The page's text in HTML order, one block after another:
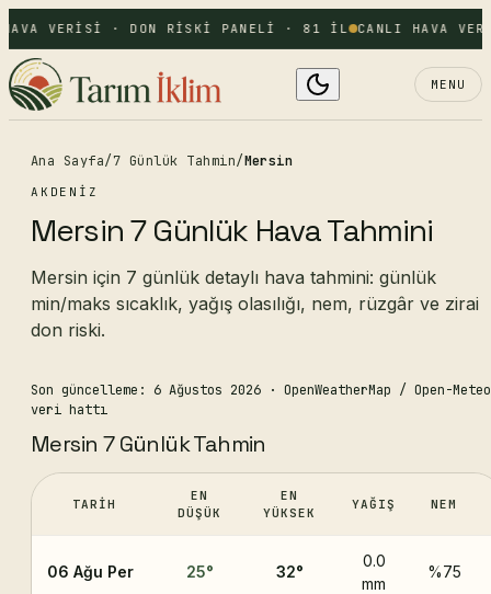
VERISI · DON RISKI PANELI · 81 IL CANLI HAVA
MENU
Ana Sayfa/7 Günlük Tahmin/Mersin
AKDENIZ
Mersin 7 Günlük Hava Tahmini
Mersin için 7 günlük detaylı hava tahmini: günlük
min/maks sıcaklık, yağış olasılığı, nem, rüzgâr ve zirai
don riski.
Son güncelleme: 6 Ağustos 2026 · OpenWeatherMap / Open-Meteo
veri hattı
Mersin 7 Günlük Tahmin
TARIH
EN
DÜŞÜK
EN
YÜKSEK
YAĞIŞ NEM
06 Ağu Per 25° 32°
0.0
mm
%75